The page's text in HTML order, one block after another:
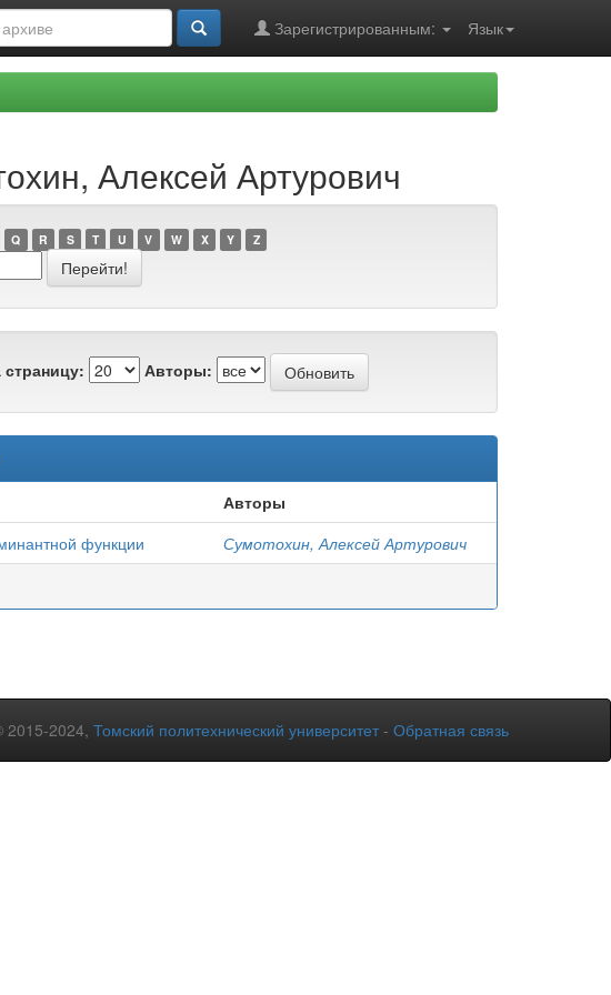
Язык
Зарегистрированным:
Алексей Артурович
Q R S T U V W X Y Z
Авторы:
Авторы
функции
Сумотохин, Алексей Артурович
2015-2024, Томский политехнический университет - Обратная связь